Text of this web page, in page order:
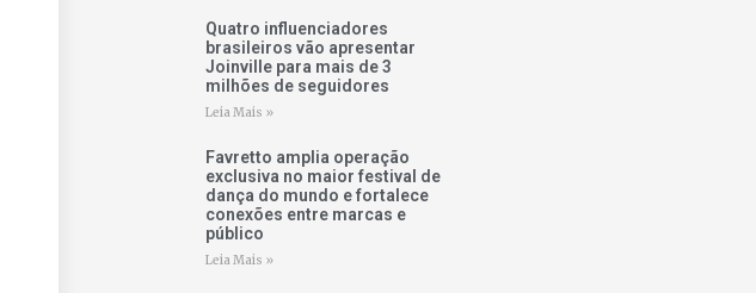
Quatro influenciadores
brasileiros vão apresentar
Joinville para mais de 3
milhões de seguidores
Leia Mais »
Favretto amplia operação
exclusiva no maior festival de
dança do mundo e fortalece
conexões entre marcas e
público
Leia Mais »